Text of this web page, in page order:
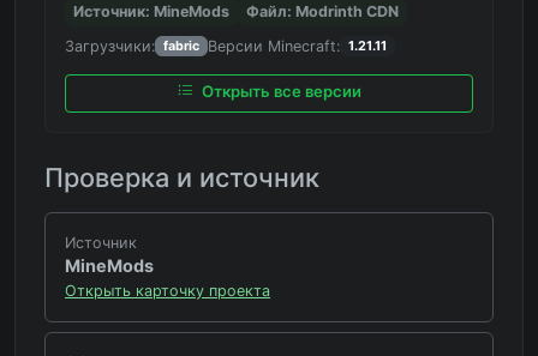
Источник: MineMods
Файл: Modrinth CDN
Загрузчики: fabric Версии Minecraft: 1.21.11
Открыть все версии
Проверка и источник
Источник
MineMods
Открыть карточку проекта